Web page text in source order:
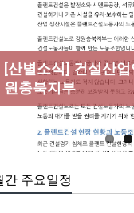
[성명] 막을 수 있었
라 : 청년노동자 사
과 재발방지 대책 마
[산별소식] 건설산
원충북지부
[강릉,속초,원주,춘
저모
[조합원☆인터뷰] 서
규직노동조합 강원
[본부소식] 강원지역
간 주요일정